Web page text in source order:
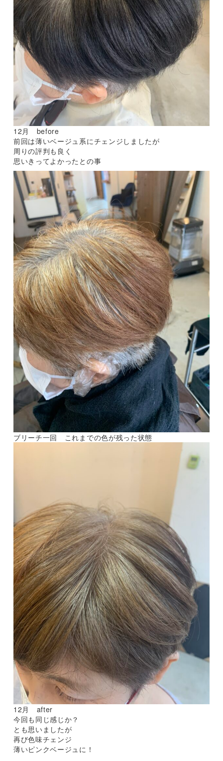
12月 before
前回は薄いベージュ系にチェンジしましたが
周りの評判も良く
思いきってよかったとの事
ブリーチ一回 これまでの色が残った状態
12月 after
今回も同じ感じか？
とも思いましたが
再び色味チェンジ
薄いピンクベージュに！